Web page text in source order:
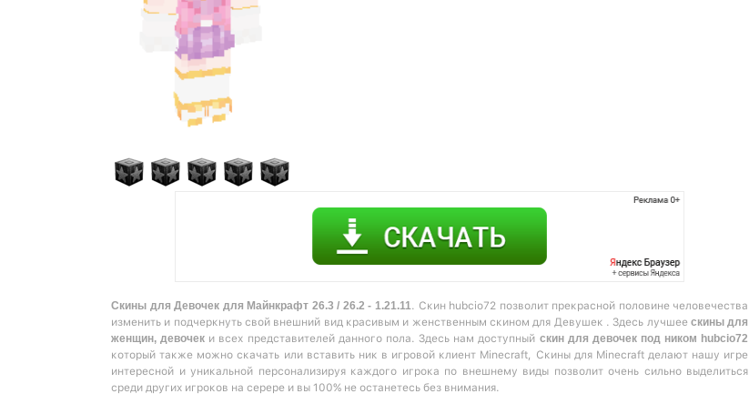
Скины для Девочек для Майнкрафт 26.3 / 26.2 - 1.21.11 . Скин hubcio72 позволит прекрасной половине человечества
изменить и подчеркнуть свой внешний вид красивым и женственным скином для Девушек . Здесь лучшее скины для
женщин, девочек и всех представителей данного пола. Здесь нам доступный скин для девочек под ником hubcio72
который также можно скачать или вставить ник в игровой клиент Minecraft, Скины для Minecraft делают нашу игре
интересной и уникальной персонализируя каждого игрока по внешнему виды позволит очень сильно выделиться
среди других игроков на серере и вы 100% не останетесь без внимания.